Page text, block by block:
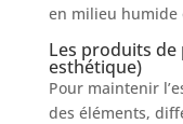
en milieu humide
Les produits
esthétique)
Pour maintenir
des éléments,